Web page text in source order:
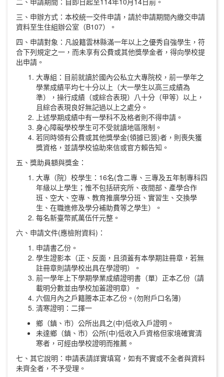
三、申辦方式：本校統一交件申請，請於申請期間內繳交申請
資料至生住組辦公室（B107）。
四、申請對象：凡設籍雲林縣滿一年以上之優秀自強學生，符
合下列規定之一，而未享有公費或其他獎學金者，得向學校提
出申請。
大專組：目前就讀於國內公私立大專院校，前一學年之
學業成績平均七十分以上（大一學生以高三成績為
準），操行成績（或綜合表現）八十分（甲等）以上，
且綜合表現良好無記過以上之處分。
上述學期成績中有一學科不及格者則不得申請。
身心障礙學校學生可不受就讀地區限制。
若同時領有公費或其他獎學金(領據已簽)者，則喪失獲
獎資格，並請學校協助來信或官方賴告知。
五、獎助員額與獎金：
大專（院）校學生：16名(含二專、三專及五年制專科四
年級以上學生；惟不包括研究所、夜間部、產學合作
班、空大、空專、教育推廣學分班、實習生、交換學
生、在職進修及學分補助費等之學生）。
每名新臺幣貳萬伍仟元整。
六、申請文件(應檢附資料)：
申請書乙份。
學生證影本（正、反面，且須蓋有本學期註冊章，若無
註冊章則請學校出具在學證明）。
前一學年上下學期學業成績證明書（單）正本乙份（請
載明分數並由學校加蓋證明章）。
六個月內之戶籍謄本正本乙份。(勿附戶口名簿)
清寒證明：二擇一
鄉（鎮、市）公所出具之(中)低收入戶證明。
未達鄉（鎮、市）公所(中)低收入戶資格但家境確實清
寒者，可經由學校證明而推薦。
七、其它說明：申請表請詳實填寫，如有不實或不全者與資料
未齊全者，不予受理。